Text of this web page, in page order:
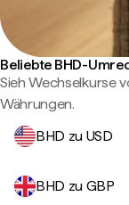
Beliebte BHD-
Sieh Wechselkurse
Währungen.
BHD zu USD
BHD zu GBP